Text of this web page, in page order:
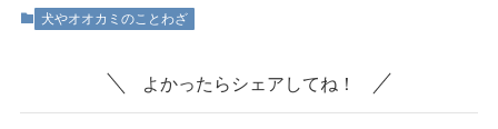
犬やオオカミのことわざ
よかったらシェアしてね！